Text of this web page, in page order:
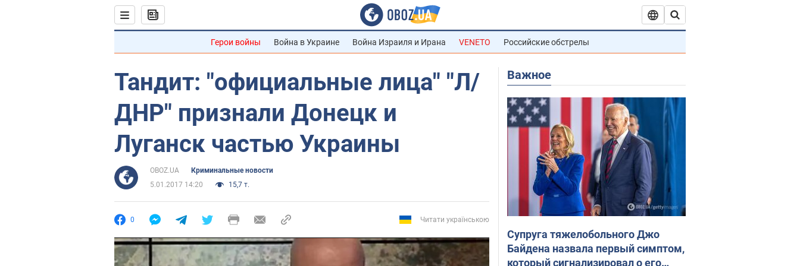
Герои войны Война в Украине Война Израиля и Ирана VENETO Российские обстрелы
Тандит: "официальные лица" "Л/
ДНР" признали Донецк и
Луганск частью Украины
OBOZ.UA
Криминальные новости
5.01.2017 14:20
15,7 т.
0 Читати українською
Важное
Супруга тяжелобольного Джо
Байдена назвала первый симптом,
который сигнализировал о его